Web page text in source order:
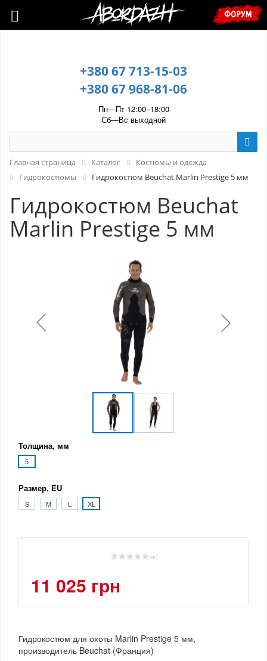
🇺🇦 У зв’язку з воєнним станом, прохання уточнювати ціну та
наявність у менеджера. 🇺🇦
+380 67 713-15-03
+380 67 968-81-06
Пн—Пт 12:00–18:00
Сб—Вс выходной
ФОРУМ
Главная страница Каталог
Костюмы и одежда
Гидрокостюмы
Гидрокостюм Beuchat Marlin Prestige 5 мм
Гидрокостюм Beuchat
Marlin Prestige 5 мм
Толщина, мм
5
Размер, EU
S M L XL
( 0 )
11 025 грн
Гидрокостюм для охоты Marlin Prestige 5 мм,
производитель Beuchat (Франция)